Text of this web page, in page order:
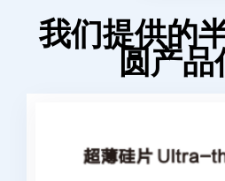
我们提供的
圆产品